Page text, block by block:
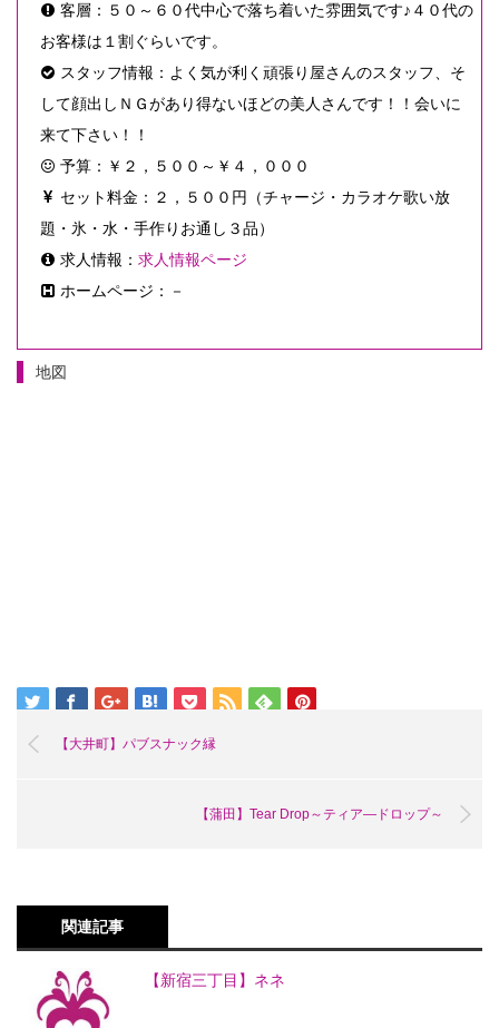
客層：５０～６０代中心で落ち着いた雰囲気です♪４０代の
お客様は１割ぐらいです。
スタッフ情報：よく気が利く頑張り屋さんのスタッフ、そ
して顔出しＮＧがあり得ないほどの美人さんです！！会いに
来て下さい！！
予算：￥２，５００～￥４，０００
セット料金：２，５００円（チャージ・カラオケ歌い放
題・氷・水・手作りお通し３品）
求人情報： 求人情報ページ
ホームページ：－
地図
【大井町】パブスナック縁
【蒲田】Tear Drop～ティア―ドロップ～
関連記事
【新宿三丁目】ネネ